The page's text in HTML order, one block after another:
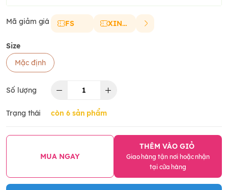
Mã giảm giá FS XINCHAO
Size
Mặc định
Số lượng
Trạng thái còn 6 sản phẩm
MUA NGAY
THÊM VÀO GIỎ
Giao hàng tận nơi hoặc nhận
tại cửa hàng